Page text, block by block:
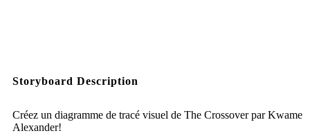
Storyboard Description
Créez un diagramme de tracé visuel de The Crossover par Kwame
Alexander!